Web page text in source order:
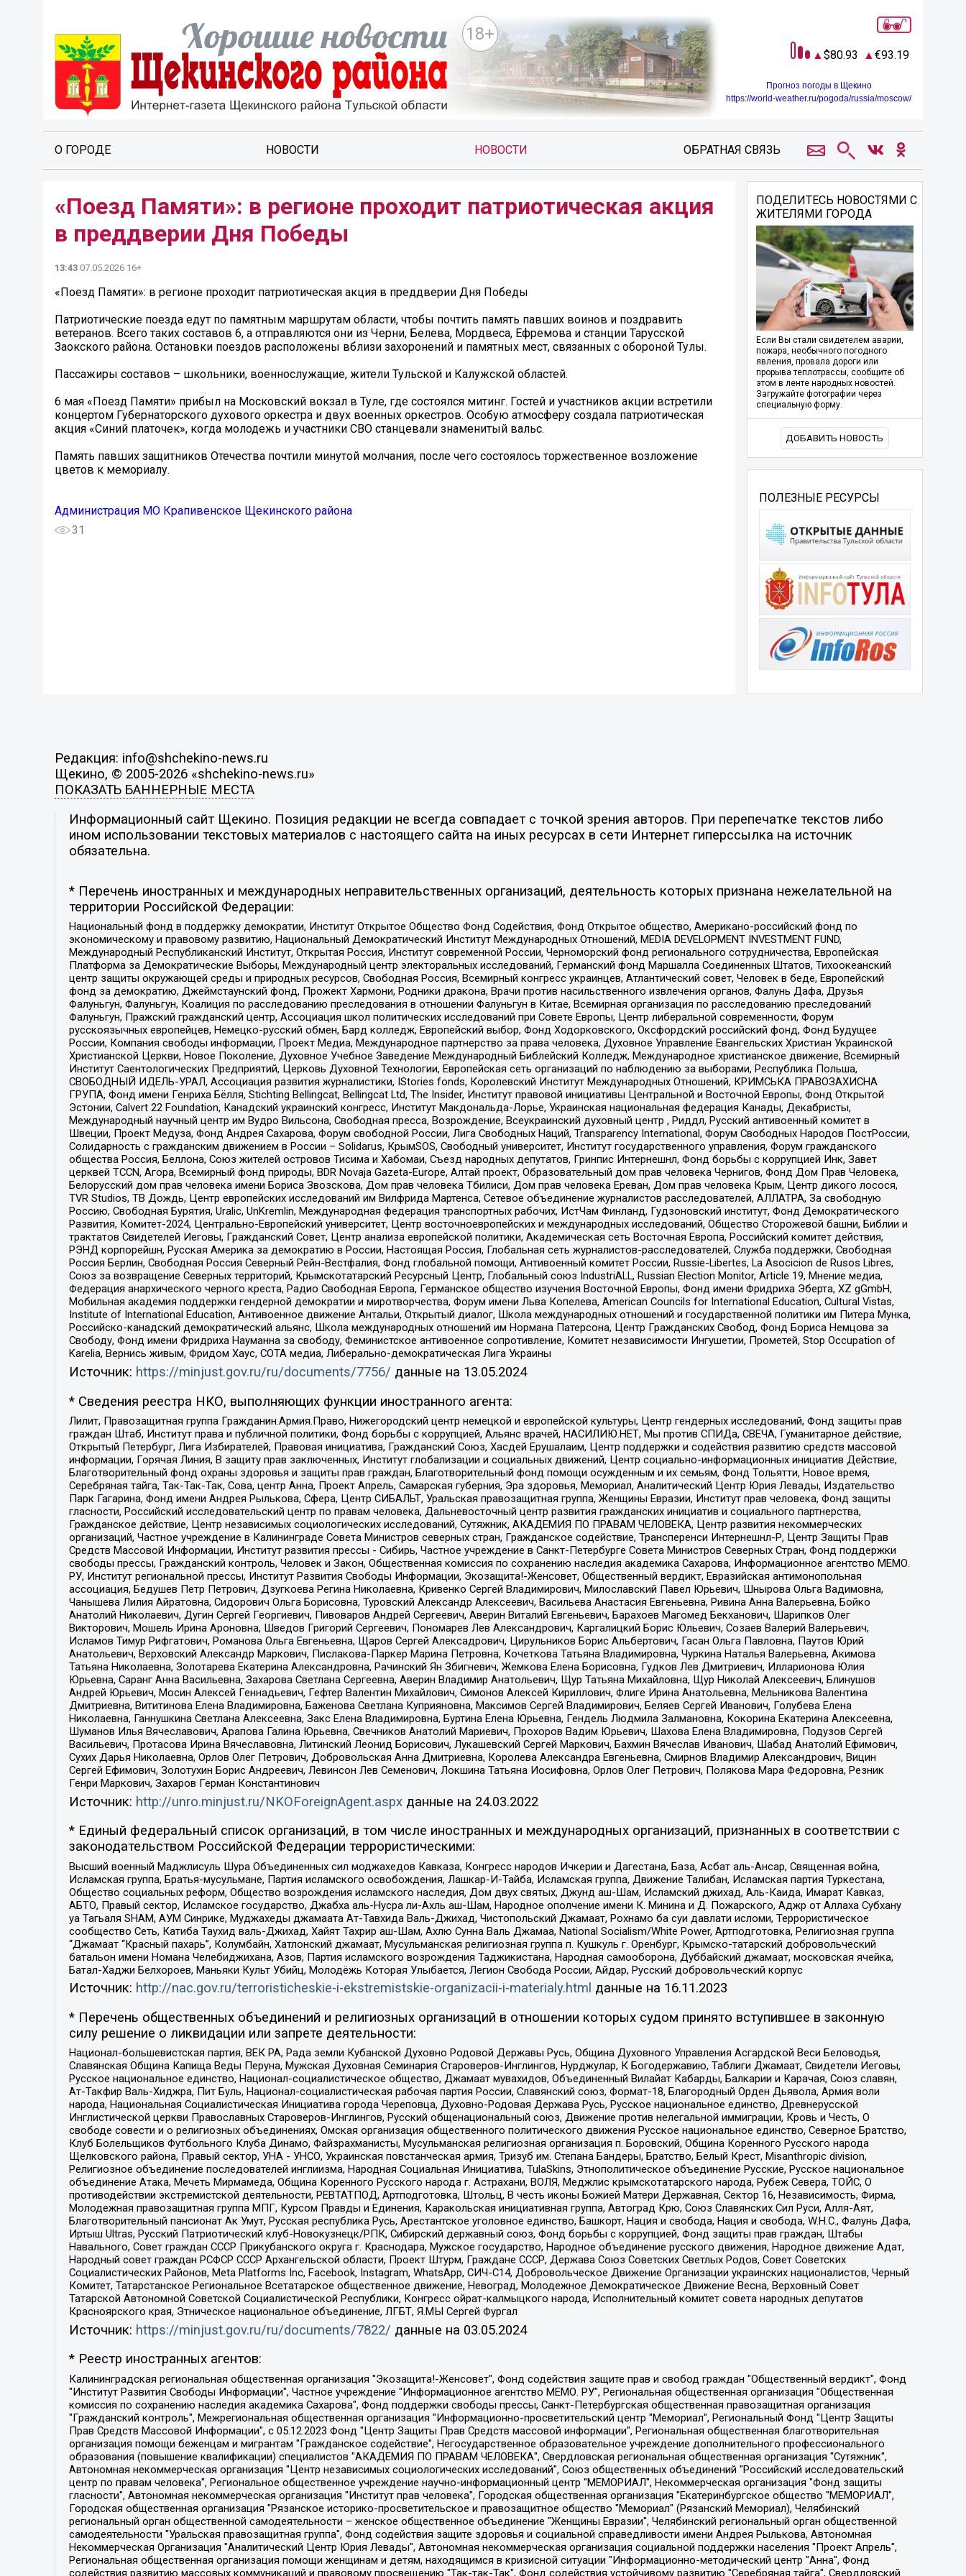
18+
80.93 93.19
Прогноз погоды в Щекино
https://world-weather.ru/pogoda/russia/moscow/
О ГОРОДЕ НОВОСТИ НОВОСТИ ОБРАТНАЯ СВЯЗЬ
«Поезд Памяти»: в регионе проходит патриотическая акция
в преддверии Дня Победы
13:43 07.05.2026 16+
«Поезд Памяти»: в регионе проходит патриотическая акция в преддверии Дня Победы
Патриотические поезда едут по памятным маршрутам области, чтобы почтить память павших воинов и поздравить
ветеранов. Всего таких составов 6, а отправляются они из Черни, Белева, Мордвеса, Ефремова и станции Тарусской
Заокского района. Остановки поездов расположены вблизи захоронений и памятных мест, связанных с обороной Тулы.
Пассажиры составов – школьники, военнослужащие, жители Тульской и Калужской областей.
6 мая «Поезд Памяти» прибыл на Московский вокзал в Туле, где состоялся митинг. Гостей и участников акции встретили
концертом Губернаторского духового оркестра и двух военных оркестров. Особую атмосферу создала патриотическая
акция «Синий платочек», когда молодежь и участники СВО станцевали знаменитый вальс.
Память павших защитников Отечества почтили минутой молчания, после чего состоялось торжественное возложение
цветов к мемориалу.
Администрация МО Крапивенское Щекинского района
31
ПОДЕЛИТЕСЬ НОВОСТЯМИ С
ЖИТЕЛЯМИ ГОРОДА
Если Вы стали свидетелем аварии,
пожара, необычного погодного
явления, провала дороги или
прорыва теплотрассы, сообщите об
этом в ленте народных новостей.
Загружайте фотографии через
специальную форму.
ДОБАВИТЬ НОВОСТЬ
ПОЛЕЗНЫЕ РЕСУРСЫ
Редакция: info@shchekino-news.ru
Щекино, © 2005-2026 «shchekino-news.ru»
ПОКАЗАТЬ БАННЕРНЫЕ МЕСТА
Информационный сайт Щекино. Позиция редакции не всегда совпадает с точкой зрения авторов. При перепечатке текстов либо
ином использовании текстовых материалов с настоящего сайта на иных ресурсах в сети Интернет гиперссылка на источник
обязательна.
* Перечень иностранных и международных неправительственных организаций, деятельность которых признана нежелательной на
территории Российской Федерации:
Национальный фонд в поддержку демократии, Институт Открытое Общество Фонд Содействия, Фонд Открытое общество, Американо-российский фонд по
экономическому и правовому развитию, Национальный Демократический Институт Международных Отношений, MEDIA DEVELOPMENT INVESTMENT FUND,
Международный Республиканский Институт, Открытая Россия, Институт современной России, Черноморский фонд регионального сотрудничества, Европейская
Платформа за Демократические Выборы, Международный центр электоральных исследований, Германский фонд Маршалла Соединенных Штатов, Тихоокеанский
центр защиты окружающей среды и природных ресурсов, Свободная Россия, Всемирный конгресс украинцев, Атлантический совет, Человек в беде, Европейский
фонд за демократию, Джеймстаунский фонд, Прожект Хармони, Родники дракона, Врачи против насильственного извлечения органов, Фалунь Дафа, Друзья
Фалуньгун, Фалуньгун, Коалиция по расследованию преследования в отношении Фалуньгун в Китае, Всемирная организация по расследованию преследований
Фалуньгун, Пражский гражданский центр, Ассоциация школ политических исследований при Совете Европы, Центр либеральной современности, Форум
русскоязычных европейцев, Немецко-русский обмен, Бард колледж, Европейский выбор, Фонд Ходорковского, Оксфордский российский фонд, Фонд Будущее
России, Компания свободы информации, Проект Медиа, Международное партнерство за права человека, Духовное Управление Евангельских Христиан Украинской
Христианской Церкви, Новое Поколение, Духовное Учебное Заведение Международный Библейский Колледж, Международное христианское движение, Всемирный
Институт Саентологических Предприятий, Церковь Духовной Технологии, Европейская сеть организаций по наблюдению за выборами, Республика Польша,
СВОБОДНЫЙ ИДЕЛЬ-УРАЛ, Ассоциация развития журналистики, IStories fonds, Королевский Институт Международных Отношений, КРИМСЬКА ПРАВОЗАХИСНА
ГРУПА, Фонд имени Генриха Бёлля, Stichting Bellingcat, Bellingcat Ltd, The Insider, Институт правовой инициативы Центральной и Восточной Европы, Фонд Открытой
Эстонии, Calvert 22 Foundation, Канадский украинский конгресс, Институт Макдональда-Лорье, Украинская национальная федерация Канады, Декабристы,
Международный научный центр им Вудро Вильсона, Свободная пресса, Возрождение, Всеукраинский духовный центр , Риддл, Русский антивоенный комитет в
Швеции, Проект Медуза, Фонд Андрея Сахарова, Форум свободной России, Лига Свободных Наций, Transparеncy International, Форум Свободных Народов ПостРоссии,
Солидарность с гражданским движением в России – Solidarus, КрымSOS, Свободный университет, Институт государственного управления, Форум гражданского
общества Россия, Беллона, Союз жителей островов Тисима и Хабомаи, Съезд народных депутатов, Гринпис Интернешнл, Фонд борьбы с коррупцией Инк, Завет
церквей TCCN, Агора, Всемирный фонд природы, BDR Novaja Gazeta-Europe, Алтай проект, Образовательный дом прав человека Чернигов, Фонд Дом Прав Человека,
Белорусский дом прав человека имени Бориса Звозскова, Дом прав человека Тбилиси, Дом прав человека Ереван, Дом прав человека Крым, Центр дикого лосося,
TVR Studios, ТВ Дождь, Центр европейских исследований им Вилфрида Мартенса, Сетевое объединение журналистов расследователей, АЛЛАТРА, За свободную
Россию, Свободная Бурятия, Uralic, UnKremlin, Международная федерация транспортных рабочих, ИстЧам Финланд, Гудзоновский институт, Фонд Демократического
Развития, Комитет-2024, Центрально-Европейский университет, Центр восточноевропейских и международных исследований, Общество Сторожевой башни, Библии и
трактатов Свидетелей Иеговы, Гражданский Совет, Центр анализа европейской политики, Академическая сеть Восточная Европа, Российский комитет действия,
РЭНД корпорейшн, Русская Америка за демократию в России, Настоящая Россия, Глобальная сеть журналистов-расследователей, Служба поддержки, Свободная
Россия Берлин, Свободная Россия Северный Рейн-Вестфалия, Фонд глобальной помощи, Антивоенный комитет России, Russie-Libertes, La Asocicion de Rusos Libres,
Союз за возвращение Северных территорий, Крымскотатарский Ресурсный Центр, Глобальный союз IndustriALL, Russian Election Monitor, Article 19, Мнение медиа,
Федерация анархического черного креста, Радио Свободная Европа, Германское общество изучения Восточной Европы, Фонд имени Фридриха Эберта, XZ gGmbH,
Мобильная академия поддержки гендерной демократии и миротворчества, Форум имени Льва Копелева, American Councils for International Education, Cultural Vistas,
Institute of International Education, Антивоенное движение Антальи, Открытый диалог, Школа международных отношений и государственной политики им Питера Мунка,
Российско-канадский демократический альянс, Школа международных отношений им Нормана Патерсона, Центр Гражданских Свобод, Фонд Бориса Немцова за
Свободу, Фонд имени Фридриха Науманна за свободу, Феминистское антивоенное сопротивление, Комитет независимости Ингушетии, Прометей, Stop Occupation of
Karelia, Вернись живым, Фридом Хаус, СОТА медиа, Либерально-демократическая Лига Украины
Источник: https://minjust.gov.ru/ru/documents/7756/ данные на 13.05.2024
* Сведения реестра НКО, выполняющих функции иностранного агента:
Лилит, Правозащитная группа Гражданин.Армия.Право, Нижегородский центр немецкой и европейской культуры, Центр гендерных исследований, Фонд защиты прав
граждан Штаб, Институт права и публичной политики, Фонд борьбы с коррупцией, Альянс врачей, НАСИЛИЮ.НЕТ, Мы против СПИДа, СВЕЧА, Гуманитарное действие,
Открытый Петербург, Лига Избирателей, Правовая инициатива, Гражданский Союз, Хасдей Ерушалаим, Центр поддержки и содействия развитию средств массовой
информации, Горячая Линия, В защиту прав заключенных, Институт глобализации и социальных движений, Центр социально-информационных инициатив Действие,
Благотворительный фонд охраны здоровья и защиты прав граждан, Благотворительный фонд помощи осужденным и их семьям, Фонд Тольятти, Новое время,
Серебряная тайга, Так-Так-Так, Сова, центр Анна, Проект Апрель, Самарская губерния, Эра здоровья, Мемориал, Аналитический Центр Юрия Левады, Издательство
Парк Гагарина, Фонд имени Андрея Рылькова, Сфера, Центр СИБАЛЬТ, Уральская правозащитная группа, Женщины Евразии, Институт прав человека, Фонд защиты
гласности, Российский исследовательский центр по правам человека, Дальневосточный центр развития гражданских инициатив и социального партнерства,
Гражданское действие, Центр независимых социологических исследований, Сутяжник, АКАДЕМИЯ ПО ПРАВАМ ЧЕЛОВЕКА, Центр развития некоммерческих
организаций, Частное учреждение в Калининграде Совета Министров северных стран, Гражданское содействие, Трансперенси Интернешнл-Р, Центр Защиты Прав
Средств Массовой Информации, Институт развития прессы - Сибирь, Частное учреждение в Санкт-Петербурге Совета Министров Северных Стран, Фонд поддержки
свободы прессы, Гражданский контроль, Человек и Закон, Общественная комиссия по сохранению наследия академика Сахарова, Информационное агентство МЕМО.
РУ, Институт региональной прессы, Институт Развития Свободы Информации, Экозащита!-Женсовет, Общественный вердикт, Евразийская антимонопольная
ассоциация, Бедушев Петр Петрович, Дзугкоева Регина Николаевна, Кривенко Сергей Владимирович, Милославский Павел Юрьевич, Шнырова Ольга Вадимовна,
Чанышева Лилия Айратовна, Сидорович Ольга Борисовна, Туровский Александр Алексеевич, Васильева Анастасия Евгеньевна, Ривина Анна Валерьевна, Бойко
Анатолий Николаевич, Дугин Сергей Георгиевич, Пивоваров Андрей Сергеевич, Аверин Виталий Евгеньевич, Барахоев Магомед Бекханович, Шарипков Олег
Викторович, Мошель Ирина Ароновна, Шведов Григорий Сергеевич, Пономарев Лев Александрович, Каргалицкий Борис Юльевич, Созаев Валерий Валерьевич,
Исламов Тимур Рифгатович, Романова Ольга Евгеньевна, Щаров Сергей Алексадрович, Цирульников Борис Альбертович, Гасан Ольга Павловна, Паутов Юрий
Анатольевич, Верховский Александр Маркович, Пислакова-Паркер Марина Петровна, Кочеткова Татьяна Владимировна, Чуркина Наталья Валерьевна, Акимова
Татьяна Николаевна, Золотарева Екатерина Александровна, Рачинский Ян Збигневич, Жемкова Елена Борисовна, Гудков Лев Дмитриевич, Илларионова Юлия
Юрьевна, Саранг Анна Васильевна, Захарова Светлана Сергеевна, Аверин Владимир Анатольевич, Щур Татьяна Михайловна, Щур Николай Алексеевич, Блинушов
Андрей Юрьевич, Мосин Алексей Геннадьевич, Гефтер Валентин Михайлович, Симонов Алексей Кириллович, Флиге Ирина Анатольевна, Мельникова Валентина
Дмитриевна, Вититинова Елена Владимировна, Баженова Светлана Куприяновна, Максимов Сергей Владимирович, Беляев Сергей Иванович, Голубева Елена
Николаевна, Ганнушкина Светлана Алексеевна, Закс Елена Владимировна, Буртина Елена Юрьевна, Гендель Людмила Залмановна, Кокорина Екатерина Алексеевна,
Шуманов Илья Вячеславович, Арапова Галина Юрьевна, Свечников Анатолий Мариевич, Прохоров Вадим Юрьевич, Шахова Елена Владимировна, Подузов Сергей
Васильевич, Протасова Ирина Вячеславовна, Литинский Леонид Борисович, Лукашевский Сергей Маркович, Бахмин Вячеслав Иванович, Шабад Анатолий Ефимович,
Сухих Дарья Николаевна, Орлов Олег Петрович, Добровольская Анна Дмитриевна, Королева Александра Евгеньевна, Смирнов Владимир Александрович, Вицин
Сергей Ефимович, Золотухин Борис Андреевич, Левинсон Лев Семенович, Локшина Татьяна Иосифовна, Орлов Олег Петрович, Полякова Мара Федоровна, Резник
Генри Маркович, Захаров Герман Константинович
Источник: http://unro.minjust.ru/NKOForeignAgent.aspxданные на 24.03.2022
* Единый федеральный список организаций, в том числе иностранных и международных организаций, признанных в соответствии с
законодательством Российской Федерации террористическими:
Высший военный Маджлисуль Шура Объединенных сил моджахедов Кавказа, Конгресс народов Ичкерии и Дагестана, База, Асбат аль-Ансар, Священная война,
Исламская группа, Братья-мусульмане, Партия исламского освобождения, Лашкар-И-Тайба, Исламская группа, Движение Талибан, Исламская партия Туркестана,
Общество социальных реформ, Общество возрождения исламского наследия, Дом двух святых, Джунд аш-Шам, Исламский джихад, Аль-Каида, Имарат Кавказ,
АБТО, Правый сектор, Исламское государство, Джабха аль-Нусра ли-Ахль аш-Шам, Народное ополчение имени К. Минина и Д. Пожарского, Аджр от Аллаха Субхану
уа Тагьаля SHAM, АУМ Синрике, Муджахеды джамаата Ат-Тавхида Валь-Джихад, Чистопольский Джамаат, Рохнамо ба суи давлати исломи, Террористическое
сообщество Сеть, Катиба Таухид валь-Джихад, Хайят Тахрир аш-Шам, Ахлю Сунна Валь Джамаа, National Socialism/White Power, Артподготовка, Религиозная группа
“Джамаат “Красный пахарь”, Колумбайн, Хатлонский джамаат, Мусульманская религиозная группа п. Кушкуль г. Оренбург, Крымско-татарский добровольческий
батальон имени Номана Челебиджихана, Азов, Партия исламского возрождения Таджикистана, Народная самооборона, Дуббайский джамаат, московская ячейка,
Батал-Хаджи Белхороев, Маньяки Культ Убийц, Молодёжь Которая Улыбается, Легион Свобода России, Айдар, Русский добровольческий корпус
Источник: http://nac.gov.ru/terroristicheskie-i-ekstremistskie-organizacii-i-materialy.html данные на 16.11.2023
* Перечень общественных объединений и религиозных организаций в отношении которых судом принято вступившее в законную
силу решение о ликвидации или запрете деятельности:
Национал-большевистская партия, ВЕК РА, Рада земли Кубанской Духовно Родовой Державы Русь, Община Духовного Управления Асгардской Веси Беловодья,
Славянская Община Капища Веды Перуна, Мужская Духовная Семинария Староверов-Инглингов, Нурджулар, К Богодержавию, Таблиги Джамаат, Свидетели Иеговы,
Русское национальное единство, Национал-социалистическое общество, Джамаат мувахидов, Объединенный Вилайат Кабарды, Балкарии и Карачая, Союз славян,
Ат-Такфир Валь-Хиджра, Пит Буль, Национал-социалистическая рабочая партия России, Славянский союз, Формат-18, Благородный Орден Дьявола, Армия воли
народа, Национальная Социалистическая Инициатива города Череповца, Духовно-Родовая Держава Русь, Русское национальное единство, Древнерусской
Инглистической церкви Православных Староверов-Инглингов, Русский общенациональный союз, Движение против нелегальной иммиграции, Кровь и Честь, О
свободе совести и о религиозных объединениях, Омская организация общественного политического движения Русское национальное единство, Северное Братство,
Клуб Болельщиков Футбольного Клуба Динамо, Файзрахманисты, Мусульманская религиозная организация п. Боровский, Община Коренного Русского народа
Щелковского района, Правый сектор, УНА - УНСО, Украинская повстанческая армия, Тризуб им. Степана Бандеры, Братство, Белый Крест, Misanthropic division,
Религиозное объединение последователей инглиизма, Народная Социальная Инициатива, TulaSkins, Этнополитическое объединение Русские, Русское национальное
объединение Атака, Мечеть Мирмамеда, Община Коренного Русского народа г. Астрахани, ВОЛЯ, Меджлис крымскотатарского народа, Рубеж Севера, ТОЙС, О
противодействии экстремистской деятельности, РЕВТАТПОД, Артподготовка, Штольц, В честь иконы Божией Матери Державная, Сектор 16, Независимость, Фирма,
Молодежная правозащитная группа МПГ, Курсом Правды и Единения, Каракольская инициативная группа, Автоград Крю, Союз Славянских Сил Руси, Алля-Аят,
Благотворительный пансионат Ак Умут, Русская республика Русь, Арестантское уголовное единство, Башкорт, Нация и свобода, Нация и свобода, W.H.С., Фалунь Дафа,
Иртыш Ultras, Русский Патриотический клуб-Новокузнецк/РПК, Сибирский державный союз, Фонд борьбы с коррупцией, Фонд защиты прав граждан, Штабы
Навального, Совет граждан СССР Прикубанского округа г. Краснодара, Мужское государство, Народное объединение русского движения, Народное движение Адат,
Народный совет граждан РСФСР СССР Архангельской области, Проект Штурм, Граждане СССР, Держава Союз Советских Светлых Родов, Совет Советских
Социалистических Районов, Meta Platforms Inc, Facebook, Instagram, WhatsApp, СИЧ-С14, Добровольческое Движение Организации украинских националистов, Черный
Комитет, Татарстанское Региональное Всетатарское общественное движение, Невоград, Молодежное Демократическое Движение Весна, Верховный Совет
Татарской Автономной Советской Социалистической Республики, Конгресс ойрат-калмыцкого народа, Исполнительный комитет совета народных депутатов
Красноярского края, Этническое национальное объединение, ЛГБТ, Я.МЫ Сергей Фургал
Источник: https://minjust.gov.ru/ru/documents/7822/ данные на 03.05.2024
* Реестр иностранных агентов:
Калининградская региональная общественная организация "Экозащита!-Женсовет", Фонд содействия защите прав и свобод граждан "Общественный вердикт", Фонд "Институт Развития Свободы Информации", Частное учреждение "Информационное агентство МЕМО. РУ", Региональная общественная организация "Общественная комиссия по сохранению наследия академика Сахарова", Фонд поддержки свободы прессы, Санкт-Петербургская общественная правозащитная организация "Гражданский контроль", Межрегиональная общественная организация "Информационно-просветительский центр "Мемориал", Региональный Фонд "Центр Защиты Прав Средств Массовой Информации", с 05.12.2023 Фонд "Центр Защиты Прав Средств массовой информации", Региональная общественная благотворительная организация помощи беженцам и мигрантам "Гражданское содействие", Негосударственное образовательное учреждение дополнительного профессионального образования (повышение квалификации) специалистов "АКАДЕМИЯ ПО ПРАВАМ ЧЕЛОВЕКА", Свердловская региональная общественная организация "Сутяжник", Автономная некоммерческая организация "Центр независимых социологических исследований", Союз общественных объединений "Российский исследовательский центр по правам человека", Региональное общественное учреждение научно-информационный центр "МЕМОРИАЛ", Некоммерческая организация "Фонд защиты гласности", Автономная некоммерческая организация "Институт прав человека", Городская общественная организация "Екатеринбургское общество "МЕМОРИАЛ", Городская общественная организация "Рязанское историко-просветительское и правозащитное общество "Мемориал" (Рязанский Мемориал), Челябинский региональный орган общественной самодеятельности – женское общественное объединение "Женщины Евразии", Челябинский региональный орган общественной самодеятельности "Уральская правозащитная группа", Фонд содействия защите здоровья и социальной справедливости имени Андрея Рылькова, Автономная Некоммерческая Организация "Аналитический Центр Юрия Левады", Автономная некоммерческая организация социальной поддержки населения "Проект Апрель", Региональная общественная организация помощи женщинам и детям, находящимся в кризисной ситуации "Информационно-методический центр "Анна", Фонд содействия развитию массовых коммуникаций и правовому просвещению "Так-так-Так", Фонд содействия устойчивому развитию "Серебряная тайга", Свердловский региональный общественный фонд социальных проектов "Новое время", "Idel.Реалии", Кавказ.Реалии, Крым.Реалии, Телеканал Настоящее Время, Татаро-башкирская служба Радио Свобода (Azatliq Radiosi), Радио Свободная Европа/Радио Свобода (PCE/PC), "Сибирь.Реалии", "Фактограф", Благотворительный фонд помощи осужденным и их семьям, Автономная некоммерческая организация "Институт глобализации и социальных движений", Фонд "В защиту прав заключенных", Частное учреждение "Центр поддержки и содействия развитию средств массовой информации", Пензенский региональный общественный благотворительный фонд "Гражданский союз", "Север.Реалии", Некоммерческая организация Фонд "Правовая инициатива", Общество с ограниченной ответственностью "Радио Свободная Европа/Радио Свобода", Чешское информационное агентство "MEDIUM-ORIENT", Красноярская региональная общественная организация "Мы против СПИДа", Камалягин Денис Николаевич, Маркелов Сергей Евгеньевич, Пономарев Лев Александрович, Савицкая Людмила Алексеевна, Автономная некоммерческая организация "Центр по работе с проблемой насилия "НАСИЛИЮ.НЕТ", Межрегиональный профессиональный союз работников здравоохранения "Альянс врачей", Юридическое лицо, зарегистрированное в Латвийской Республике, SIA "Medusa Project" (регистрационный номер 40103797863, дата регистрации 10.06.2014), Некоммерческая организация "Фонд по борьбе с коррупцией", Автономная некоммерческая организация "Институт права и публичной политики", Баданин Роман Сергеевич, Гликин Максим Александрович, Железнова Мария Михайловна, Лукьянова Юлия Сергеевна, Маетная Елизавета Витальевна, Маняхин Петр Борисович, Чуракова Ольга Владимировна, Ярош Юлия Петровна, Юридическое лицо "The Insider SIA", зарегистрированное в Риге, Латвийская Республика (дата регистрации 26.06.2015), являющееся администратором доменного имени интернет-издания "The Insider SIA", https://theins.ru, Постернак Алексей Евгеньевич, Рубин Михаил Аркадьевич, Анин Роман Александрович, Юридическое лицо Istories fonds, зарегистрированное в Латвийской Республике (регистрационный номер 50008295751, дата регистрации 24.02.2020), Великовский Дмитрий Александрович, Долинина Ирина Николаевна, Мароховская Алеся Алексеевна, Шлейнов Роман Юрьевич, Шмагун Олеся Валентиновна, Общество с ограниченной ответственностью "Альтаир 2021", Общество с ограниченной ответственностью "Вега 2021", Общество с ограниченной ответственностью "Главный редактор 2021", Общество с ограниченной ответственностью "Ромашки монолит", Важенков Артем Валерьевич, Ивановская областная общественная организация "Центр гендерных исследований", Гурман Юрий Альбертович, Медиапроект "ОВД-Инфо", Егоров Владимир Владимирович, Жилинский Владимир Александрович, Общество с ограниченной ответственностью "ЗП", Иванова София Юрьевна, Карезина Инна Павловна, Кильтау Екатерина Викторовна, Петров Алексей Викторович, Пискунов Сергей Евгеньевич, Смирнов Сергей Сергеевич, Тихонов Михаил Сергеевич, Общество с ограниченной ответственностью "ЖУРНАЛИСТ-ИНОСТРАННЫЙ АГЕНТ", Арапова Галина Юрьевна, Вольтская Татьяна Анатольевна, Американская компания "Mason G.E.S. Anonymous Foundation" (США), являющаяся владельцем интернет-издания https://mnews.world/, Компания "Stichting Bellingcat", зарегистрированная в Нидерландах (дата регистрации 11.07.2018), Захаров Андрей Вячеславович, Клепиковская Екатерина Дмитриевна, Общество с ограниченной ответственностью "МЕМО", Перл Роман Александрович, Симонов Евгений Алексеевич, Соловьева Елена Анатольевна, Сотников Даниил Владимирович, Сурначева Елизавета Дмитриевна, Автономная некоммерческая организация по защите прав человека и информированию населения "Якутия – Наше Мнение", Общество с ограниченной ответственностью "Москоу диджитал медиа", с 26.01.2023 Общество с ограниченной ответственностью "Чайка Белые сады", Ветошкина Валерия Валерьевна, Заговора Максим Александрович, Межрегиональное общественное движение "Российская ЛГБТ - сеть", Оленичев Максим Владимирович, Павлов Иван Юрьевич, Скворцова Елена Сергеевна, Общество с ограниченной ответственностью "Как бы инагент", Кочетков Игорь Викторович, Общество с ограниченной ответственностью "Честные выборы", Еланчик Олег Александрович, Общество с ограниченной ответственностью "Нобелевский призыв", Гималова Регина Эмилевна, Григорьев Андрей Валерьевич, Григорьева Алина Александровна, Ассоциация по содействию защите прав призывников, альтернативнослужащих и военнослужащих "Правозащитная группа "Гражданин.Армия.Право", Хисамова Регина Фаритовна, Автономная некоммерческая организация по реализации социально-правовых программ "Лилит", Дальневосточное общественное движение "Маяк", Санкт-Петербургская ЛГБТ-инициативная группа "Выход", Инициативная группа ЛГБТ+ "Реверс", Алексеев Андрей Викторович, Бекбулатова Таисия Львовна, Беляев Иван Михайлович, Владыкина Елена Сергеевна, Гельман Марат Александрович, Никульшина Вероника Юрьевна, Толоконникова Надежда Андреевна, Шендерович Виктор Анатольевич, Общество с ограниченной ответственностью "Данное сообщение", Общество с ограниченной ответственностью Издательский дом "Новая глава", Айнбиндер Александра Александровна, Московский комьюнити-центр для ЛГБТ+инициатив, Благотворительный фонд развития филантропии, Deutsche Welle (Германия, Kurt-Schumacher-Strasse 3, 53113 Bonn), Борзунова Мария Михайловна, Воробьев Виктор Викторович, Голубева Анна Львовна, Константинова Алла Михайловна, Малкова Ирина Владимировна, Мурадов Мурад Абдулгалимович, Осетинская Елизавета Николаевна, Понасенков Евгений Николаевич, Ганапольский Матвей Юрьевич, Киселев Евгений Алексеевич, Борухович Ирина Григорьевна, Дремин Иван Тимофеевич, Дубровский Дмитрий Викторович, Красноярская региональная общественная организация поддержки и развития альтернативных образовательных технологий и межкультурных коммуникаций "ИНТЕРРА", Маяковская Екатерина Алексеевна, Фейгин Марк Захарович, Филимонов Андрей Викторович, Дзугкоева Регина Николаевна, Доброхотов Роман Александрович, Дудь Юрий Александрович, Елкин Сергей Владимирович, Кругликов Кирилл Игоревич, Сабунаева Мария Леонидовна, Семенов Алексей Владимирович, Шаинян Карен Багратович, Шульман Екатерина Михайловна, Асафьев Артур Валерьевич, Вахштайн Виктор Семенович, Венедиктов Алексей Алексеевич, Лушникова Екатерина Евгеньевна, Волков Леонид Михайлович, Невзоров Александр Глебович, Пархоменко Сергей Борисович, Сироткин Ярослав Николаевич, Кара-Мурза Владимир Владимирович, Баранова Наталья Владимировна, Гозман Леонид Яковлевич, Кагарлицкий Борис Юльевич, Климарев Михаил Валерьевич, Милов Владимир Станиславович, Автономная некоммерческая организация Краснодарский центр современного искусства "Типография", Моргенштерн Алишер Тагирович, Соболь Любовь Эдуардовна, Общество с ограниченной ответственностью "ЛИЗА НОРМ", Каспаров Гарри Кимович, Ходорковский Михаил Борисович, Общество с ограниченной ответственностью "Апрельские тезисы", Данилович Ирина Брониславовна, Кашин Олег Владимирович, Петров Николай Владимирович, Пивоваров Алексей Владимирович, Соколов Михаил Владимирович, Цветкова Юлия Владимировна, Чичваркин Евгений Александрович, Комитет против пыток/Команда против пыток, Общество с ограниченной ответственностью "Первый научный", Общество с ограниченной ответственностью "Вертолет и ко", Белоцерковская Вероника Борисовна, Кац Максим Евгеньевич, Лазарева Татьяна Юрьевна, Шаведдинов Руслан Табризович, Яшин Илья Валерьевич, Общество с ограниченной ответственностью "Иноагент ААВ", Алешковский Дмитрий Петрович, Альбац Евгения Марковна, Быков Дмитрий Львович, Галямина Юлия Евгеньевна, Лойко Сергей Леонидович, Мартынов Кирилл Константинович, Медведев Сергей Александрович, Крашенинников Федор Геннадиевич, Гордеева Катерина Вл